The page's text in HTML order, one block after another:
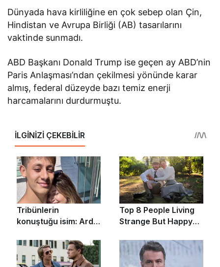
Dünyada hava kirliliğine en çok sebep olan Çin,
Hindistan ve Avrupa Birliği (AB) tasarılarını
vaktinde sunmadı.
ABD Başkanı Donald Trump ise geçen ay ABD’nin
Paris Anlaşması’ndan çekilmesi yönünde karar
almış, federal düzeyde bazı temiz enerji
harcamalarını durdurmuştu.